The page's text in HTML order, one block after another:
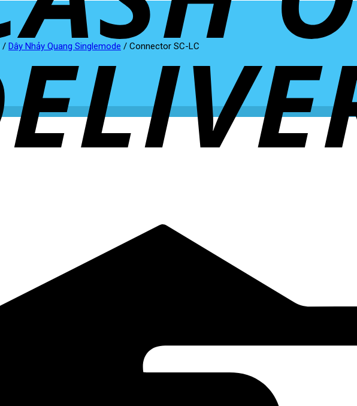
/ Dây Nhảy Quang Singlemode / Connector SC-LC